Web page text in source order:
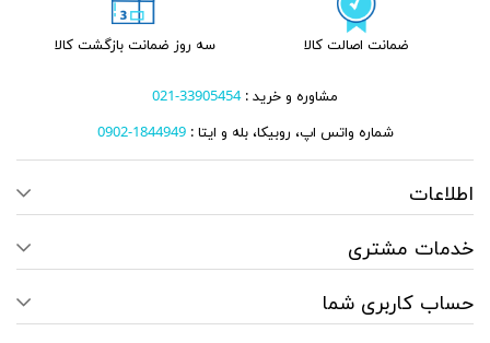
ضمانت اصالت کالا سه روز ضمانت بازگشت کالا
مشاوره و خرید :33905454-021
شماره واتس اپ، روبیکا، بله و ایتا : 1844949-0902
اطلاعات
خدمات مشتری
حساب کاربری شما